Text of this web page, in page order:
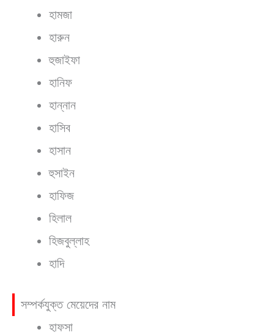
হামজা
হারুন
হুজাইফা
হানিফ
হান্নান
হাসিব
হাসান
হুসাইন
হাফিজ
হিলাল
হিজবুল্লাহ
হাদি
সম্পর্কযুক্ত মেয়েদের নাম
হাফসা